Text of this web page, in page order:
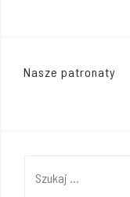
Nawigacja
Nasze patronaty